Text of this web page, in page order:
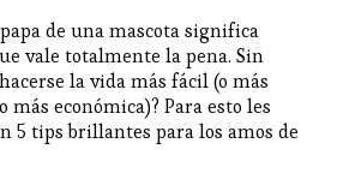
de una mascota significa
vale totalmente la pena. Sin
la vida más fácil (o más
más económica)? Para esto les
5 tips brillantes para los amos de